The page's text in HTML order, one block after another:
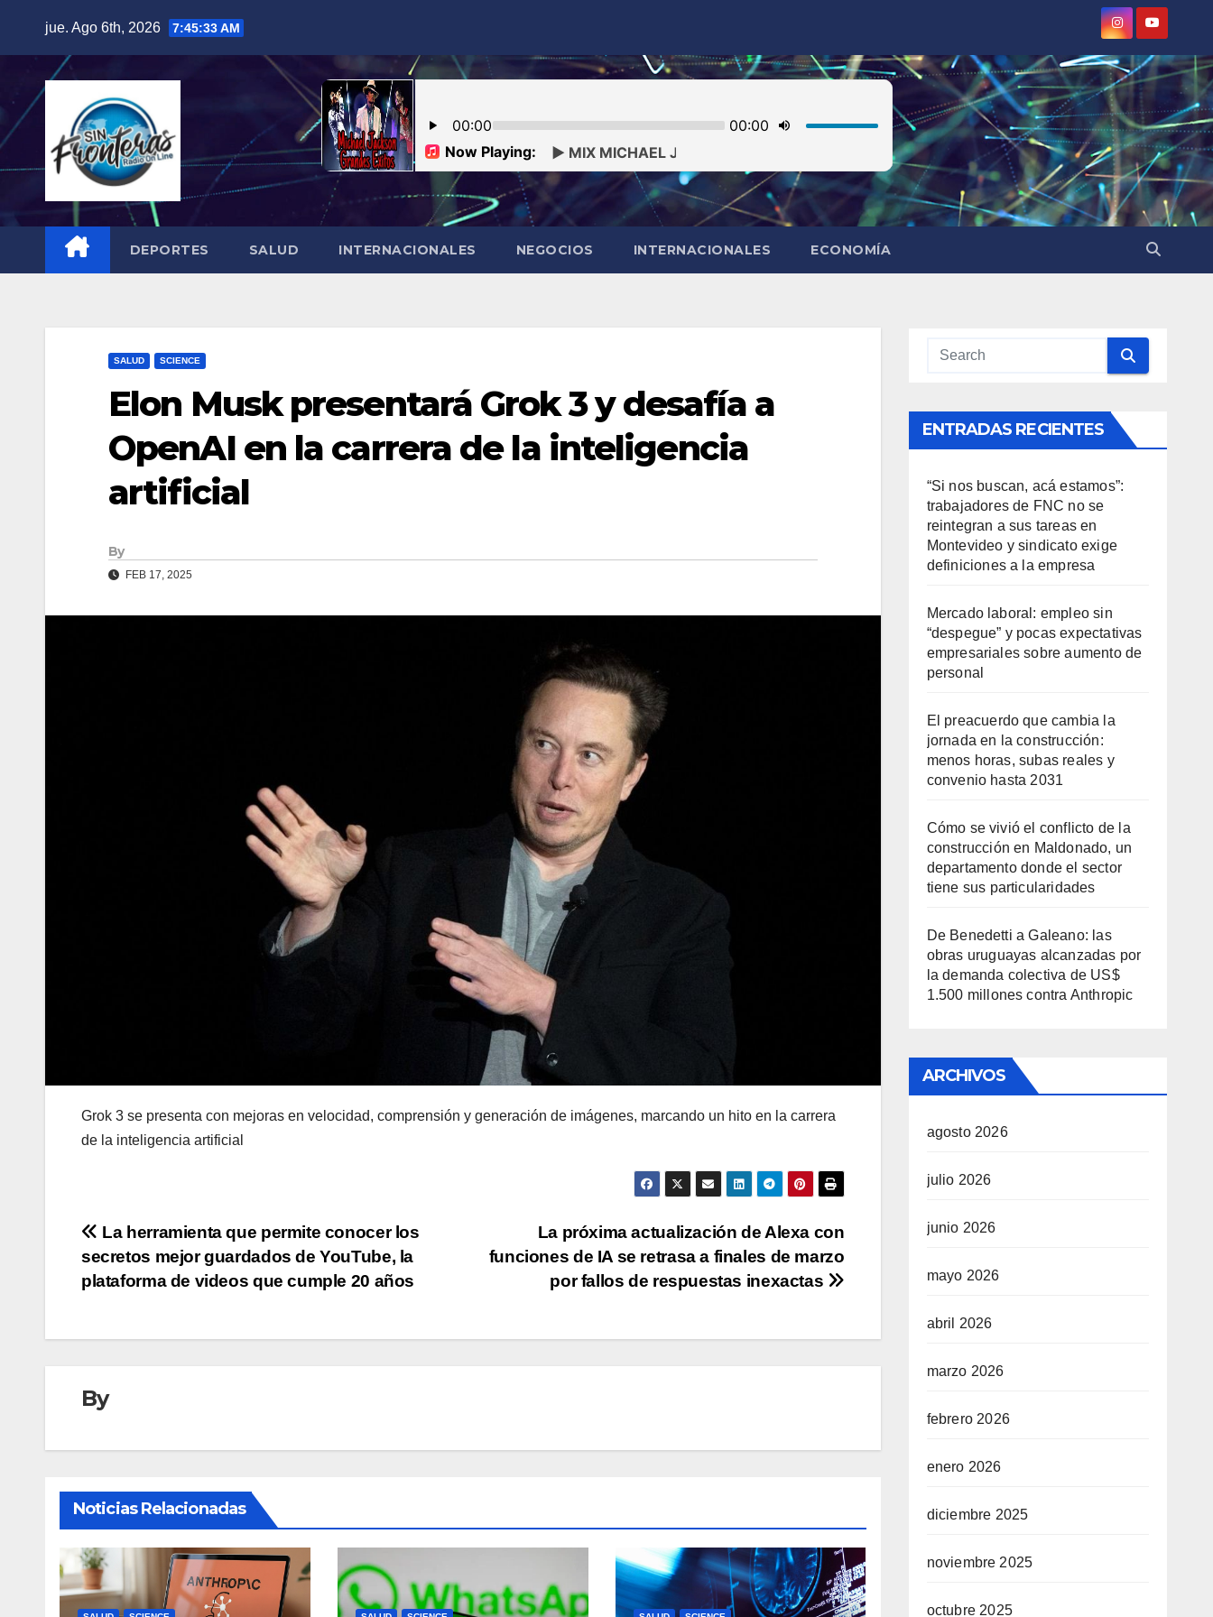
jue. Ago 6th, 2026 7:45:34 AM
DEPORTES SALUD INTERNACIONALES NEGOCIOS INTERNACIONALES ECONOMÍA
SALUD SCIENCE
Elon Musk presentará Grok 3 y desafía a
OpenAI en la carrera de la inteligencia
artificial
By
FEB 17, 2025
Grok 3 se presenta con mejoras en velocidad, comprensión y generación de imágenes, marcando un hito en la carrera
de la inteligencia artificial
Navegación
de
La próxima actualización de Alexa con
funciones de IA se retrasa a finales de marzo
por fallos de respuestas inexactas
La herramienta que permite conocer los
secretos mejor guardados de YouTube, la
plataforma de videos que cumple 20 años
By
Noticias Relacionadas
ENTRADAS RECIENTES
“Si nos buscan, acá estamos”:
trabajadores de FNC no se
reintegran a sus tareas en
Montevideo y sindicato exige
definiciones a la empresa
Mercado laboral: empleo sin
“despegue” y pocas expectativas
empresariales sobre aumento de
personal
El preacuerdo que cambia la
jornada en la construcción:
menos horas, subas reales y
convenio hasta 2031
Cómo se vivió el conflicto de la
construcción en Maldonado, un
departamento donde el sector
tiene sus particularidades
De Benedetti a Galeano: las
obras uruguayas alcanzadas por
la demanda colectiva de US$
1.500 millones contra Anthropic
ARCHIVOS
agosto 2026
julio 2026
junio 2026
mayo 2026
abril 2026
marzo 2026
febrero 2026
enero 2026
diciembre 2025
noviembre 2025
octubre 2025